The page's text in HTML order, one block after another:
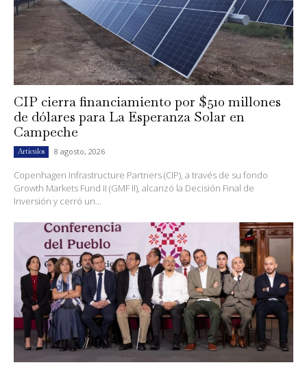
CIP cierra financiamiento por $510 millones
de dólares para La Esperanza Solar en
Campeche
Artículos 8 agosto, 2026
Copenhagen Infrastructure Partners (CIP), a través de su fondo
Growth Markets Fund II (GMF II), alcanzó la Decisión Final de
Inversión y cerró un...